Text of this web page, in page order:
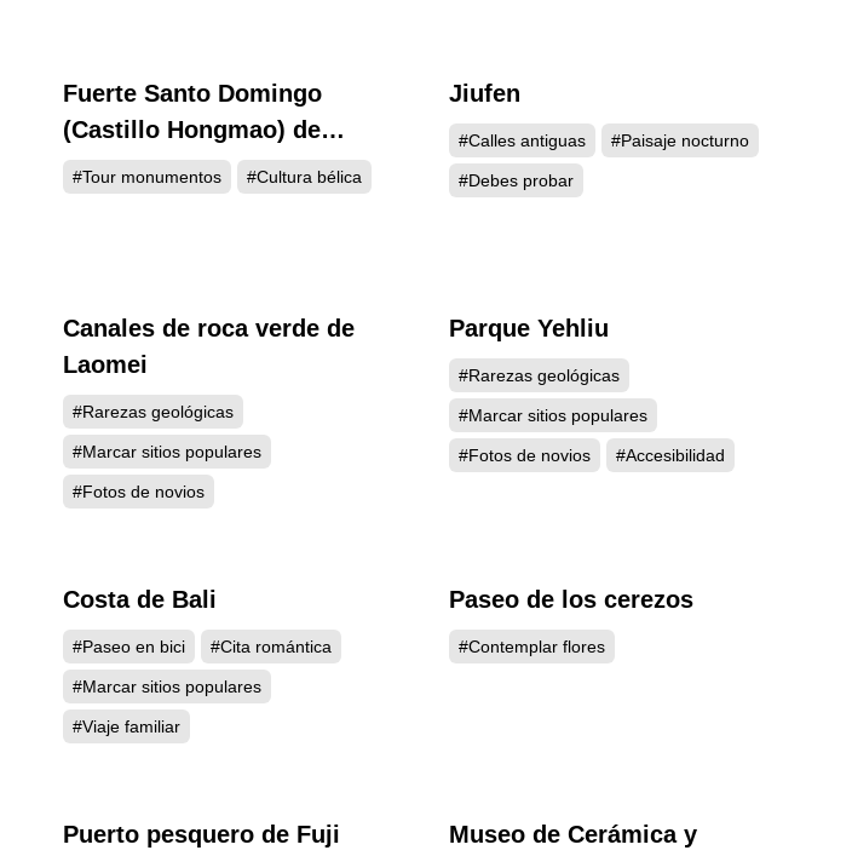
6842
Fuerte Santo Domingo
(Castillo Hongmao) de
Tamsui
#Tour monumentos #Cultura bélica
Jiufen
#Calles antiguas #Paisaje nocturno
#Debes probar
5030
Canales de roca verde de
Laomei
#Rarezas geológicas
#Marcar sitios populares
#Fotos de novios
Parque Yehliu
#Rarezas geológicas
#Marcar sitios populares
#Fotos de novios #Accesibilidad
Costa de Bali
#Paseo en bici #Cita romántica
#Marcar sitios populares
#Viaje familiar
4610
Paseo de los cerezos
#Contemplar flores
4412
Puerto pesquero de Fuji 4381
Museo de Cerámica y